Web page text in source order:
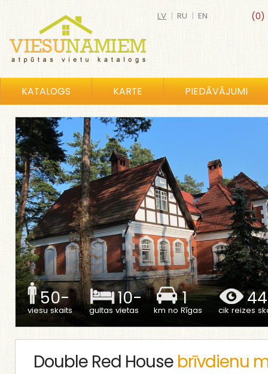
(0)
LV | RU | EN
KATALOGS KARTE PIEDĀVĀJUMI
50-
viesu skaits
10-
gultas vietas
1
km no Rīgas cik reizes
Double Red House brīvdienu